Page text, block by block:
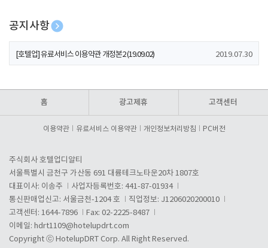
공지사항
[호텔업] 개인정보 처리방침 개정본1 (19.09.02)
[호텔업] 유료서비스 이용약관 개정본2 (19.09.02) 2019.07.30
홈 광고제휴 고객센터
이용약관 유료서비스 이용약관 개인정보처리방침 PC버전
주식회사 호텔업디알티
서울특별시 금천구 가산동 691 대륭테크노타운20차 1807호
대표이사: 이송주
사업자등록번호: 441-87-01934
통신판매업신고: 서울금천-1204 호
직업정보: J1206020200010
고객센터: 1644-7896
Fax: 02-2225-8487
이메일: hdrt1109@hotelupdrt.com
Copyright ⓒ HotelupDRT Corp. All Right Reserved.